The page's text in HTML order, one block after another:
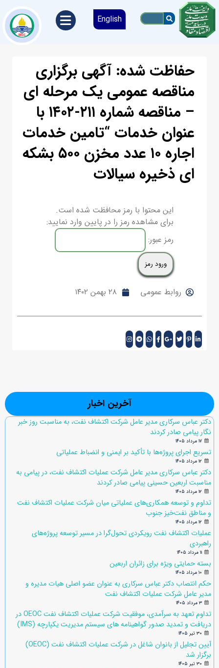
English
حفاظت شده: آگهی برگزاری
مناقصه عمومی یک مرحله ای
– مناقصه شماره ۲۱۱-۱۴۰۲ با
عنوان خدمات “تامین خدمات
اجاره ۱۰ عدد مخزن ۵۰۰ بشکه
ای ذخیره سیالات
این محتوا با رمز محافظت شده است.
برای مشاهده رمز را در پایین وارد نمایید:
رمز عبور:
روابط عمومی ۲۸ بهمن ۱۴۰۲
آخرین اخبار
دکتر عباس سرکاری مدیر عامل شرکت اکتشاف نفت، به مناسبت روز خبر
نگار پیامی صادر کردند
۱۷ مرداد ۱۴۰۵
تسریع اجرای پروژه‌ها با تأکید بر ایمنی و انضباط عملیاتی
۱۲ مرداد ۱۴۰۵
دکتر عباس سرکاری مدیر عامل شرکت عملیات اکتشاف نفت، در پیامی به
مناسبت اربعین حسینی پیامی صادر کردند
۱۲ مرداد ۱۴۰۵
تداوم و توسعه همکاری‌های عملیاتی میان شرکت عملیات اکتشاف نفت
و مناطق نفت‌خیز جنوب
۱۲ مرداد ۱۴۰۵
عملیات اکتشاف نفت رویکردی تحول‌گرا در مسیر توسعه پروژه‌های
راهبردی
۱۱ مرداد ۱۴۰۵
بسته حمایتی ویژه برای زائران اربعین
۱۰ مرداد ۱۴۰۵
حکم انتصاب دکتر عباس سرکاری به عنوان عضو اصلی هیات مدیره و
مدیر عامل شرکت عملیات اکتشاف نفت
۳ مرداد ۱۴۰۵
تداوم تعهد به سرآمدی، موفقیت شرکت عملیات اکتشاف نفت OEOC در
دریافت و تمدید صدور گواهینامه های سیستم مدیریت یکپارچه (IMS)
۳۰ تیر ۱۴۰۵
آیین تجلیل از بانوان شاغل در شرکت عملیات اکتشاف نفت (OEOC)
برگزار شد
۳۰ تیر ۱۴۰۵